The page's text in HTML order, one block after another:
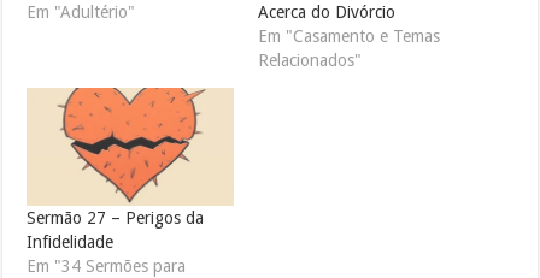
Em "Adultério"
Acerca do Divórcio
Em "Casamento e Temas
Relacionados"
Sermão 27 – Perigos da
Infidelidade
Em "34 Sermões para